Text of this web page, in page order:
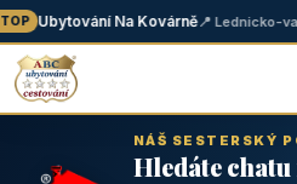
Ubytování Na Kovárně📍 Lednicko-
NÁŠ SESTERSKÝ
Hledáte